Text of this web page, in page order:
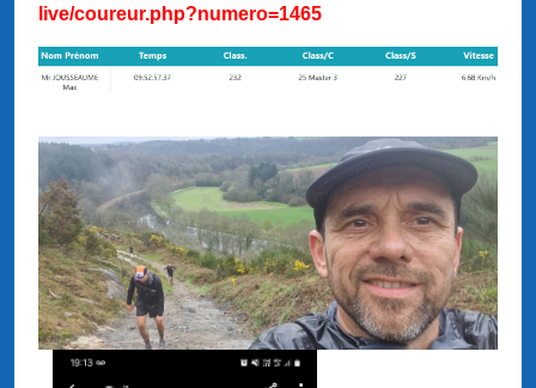
live/coureur.php?numero=1465